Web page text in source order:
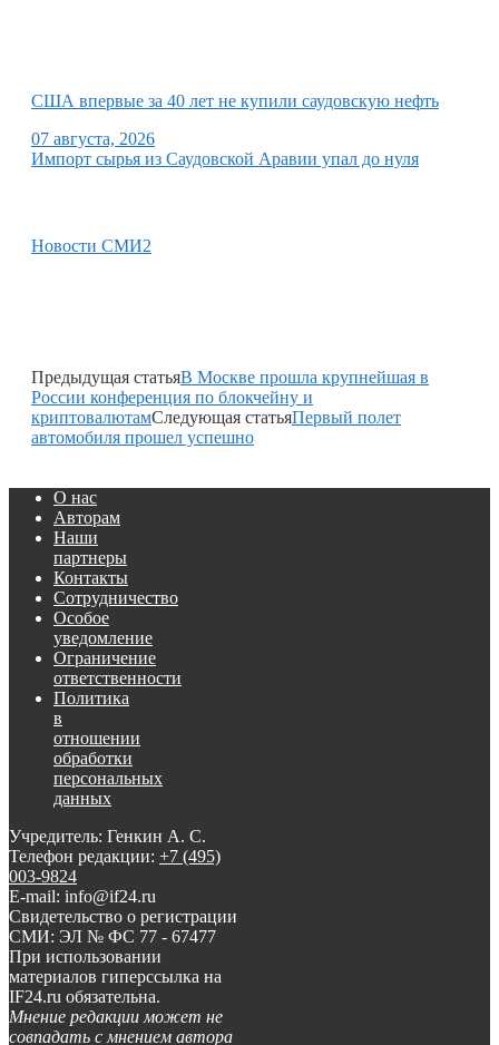
США впервые за 40 лет не купили саудовскую нефть
07 августа, 2026
Импорт сырья из Саудовской Аравии упал до нуля
Новости СМИ2
Предыдущая статьяВ Москве прошла крупнейшая в
России конференция по блокчейну и
криптовалютамСледующая статьяПервый полет
автомобиля прошел успешно
О нас
Авторам
Наши
партнеры
Контакты
Сотрудничество
Особое
уведомление
Ограничение
ответственности
Политика
в
отношении
обработки
персональных
данных
Учредитель: Генкин А. С.
Телефон редакции: +7 (495)
003-9824
E-mail: info@if24.ru
Свидетельство о регистрации
СМИ: ЭЛ № ФС 77 - 67477
При использовании
материалов гиперссылка на
IF24.ru обязательна.
Мнение редакции может не
совпадать с мнением автора